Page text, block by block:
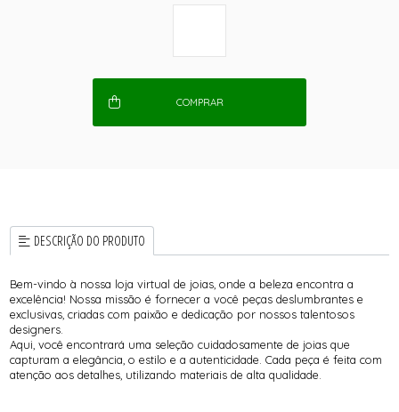
COMPRAR
DESCRIÇÃO DO PRODUTO
Bem-vindo à nossa loja virtual de joias, onde a beleza encontra a
excelência! Nossa missão é fornecer a você peças deslumbrantes e
exclusivas, criadas com paixão e dedicação por nossos talentosos
designers.
Aqui, você encontrará uma seleção cuidadosamente de joias que
capturam a elegância, o estilo e a autenticidade. Cada peça é feita com
atenção aos detalhes, utilizando materiais de alta qualidade.